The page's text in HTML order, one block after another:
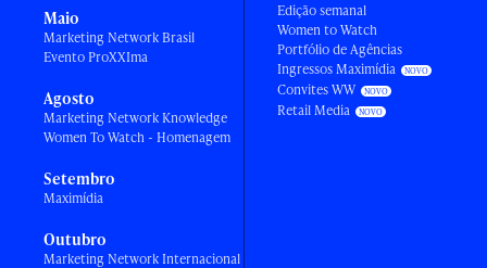
Maio
Marketing Network Brasil
Evento ProXXIma
Agosto
Marketing Network Knowledge
Women To Watch - Homenagem
Setembro
Maximídia
Outubro
Marketing Network Internacional
Edição semanal
Women to Watch
Portfólio de Agências
Ingressos Maximídia
Convites WW
Retail Media